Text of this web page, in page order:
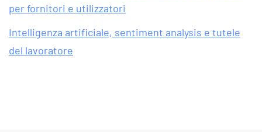
per fornitori e utilizzatori
Intelligenza artificiale, sentiment analysis e tutele
del lavoratore